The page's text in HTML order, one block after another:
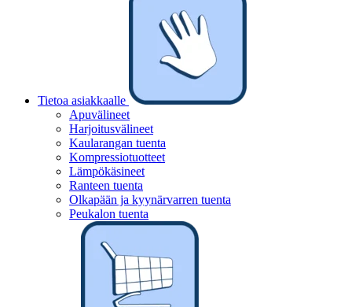
Tietoa asiakkaalle
Apuvälineet
Harjoitusvälineet
Kaularangan tuenta
Kompressiotuotteet
Lämpökäsineet
Ranteen tuenta
Olkapään ja kyynärvarren tuenta
Peukalon tuenta